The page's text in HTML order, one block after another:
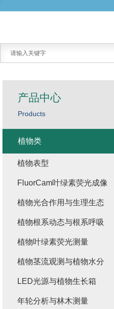
产品中心
Products
植物类
植物表型
FluorCam叶绿素荧光成像
植物光合作用与生理生态
植物根系动态与根系呼吸
植物叶绿素荧光测量
植物茎流观测与植物水分
LED光源与植物生长箱
年轮分析与林木测量